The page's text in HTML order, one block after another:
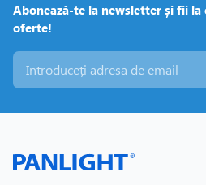
Abonează-te la newsletter și fii la
oferte!